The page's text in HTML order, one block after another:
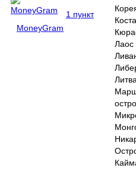
MoneyGram
1 пункт
Лаос
Литва